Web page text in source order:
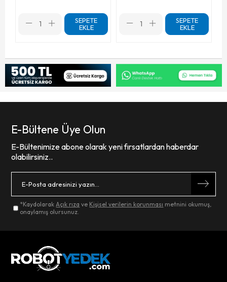
SEPETE
EKLE
SEPETE
EKLE
E-Bültene Üye Olun
E-Bültenimize abone olarak yeni fırsatlardan haberdar
olabilirsiniz..
*KaydolarakAçık rıza ve Kişisel verilerin korunması metnini okumuş,
onaylamış olursunuz.